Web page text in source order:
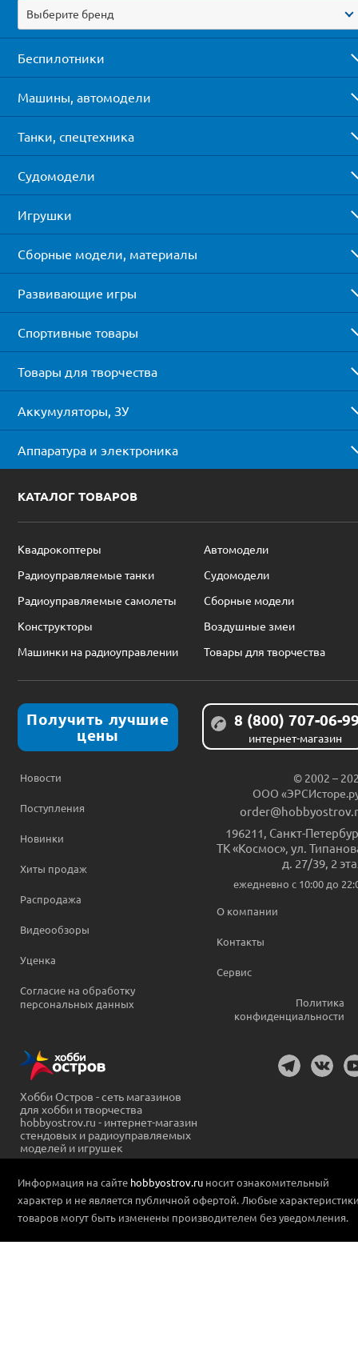
Выберите бренд
Беспилотники
Машины, автомодели
Танки, спецтехника
Судомодели
Игрушки
Сборные модели, материалы
Развивающие игры
Спортивные товары
Товары для творчества
Аккумуляторы, ЗУ
Аппаратура и электроника
КАТАЛОГ ТОВАРОВ
Квадрокоптеры
Автомодели
Радиоуправляемые танки
Судомодели
Радиоуправляемые самолеты
Сборные модели
Конструкторы
Воздушные змеи
Машинки на радиоуправлении
Товары для творчества
Получить лучшие
цены
8 (800) 707-06-
интернет-магазин
Новости
Поступления
Новинки
Хиты продаж
Распродажа
Видеообзоры
Уценка
Согласие на обработку
персональных данных
© 2002 –
ООО
196211 Санкт-
ТК «Космос», ул.
д. 27/39, 2
ежедневно c 10:00 до
О компании
Контакты
Сервис
Политика
конфиденциальности
Хобби Остров - сеть магазинов
для хобби и творчества
hobbyostrov.ru - интернет-магазин
стендовых и радиоуправляемых
моделей и игрушек
Информация на сайте hobbyostrov.ru носит ознакомительный
характер и не является публичной офертой. Любые
товаров могут быть изменены производителем без уведомления.